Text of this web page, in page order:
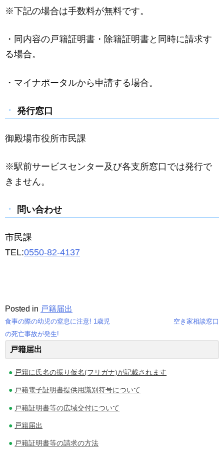
※下記の場合は手数料が無料です。
・同内容の戸籍証明書・除籍証明書と同時に請求す
る場合。
・マイナポータルから申請する場合。
発行窓口
御殿場市役所市民課
※駅前サービスセンター及び各支所窓口では発行で
きません。
問い合わせ
市民課
TEL:0550-82-4137
Posted in 戸籍届出
投
稿
ナ
ビ
ゲ
ー
シ
食事の際の幼児の窒息に注意! 1歳児
の死亡事故が発生!
空き家相談窓口
戸籍届出
戸籍に氏名の振り仮名(フリガナ)が記載されます
戸籍電子証明書提供用識別符号について
戸籍証明書等の広域交付について
戸籍届出
戸籍証明書等の請求の方法